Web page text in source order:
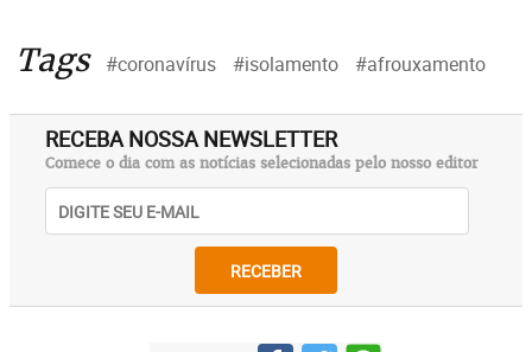
Tags #coronavírus #isolamento #afrouxamento
RECEBA NOSSA NEWSLETTER
Comece o dia com as notícias selecionadas pelo nosso editor
RECEBER